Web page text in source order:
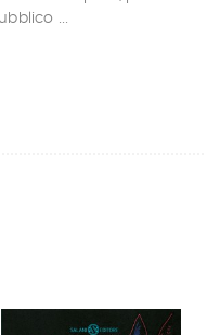
...